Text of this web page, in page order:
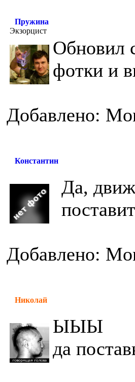
Пружина
Экзорцист
Обновил
фотки и
Добавлено:
Константин
Да,
Добавлено:
Николай
ЫЫЫ
да